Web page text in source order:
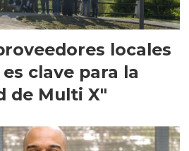
locales
clave para la
de Multi X"